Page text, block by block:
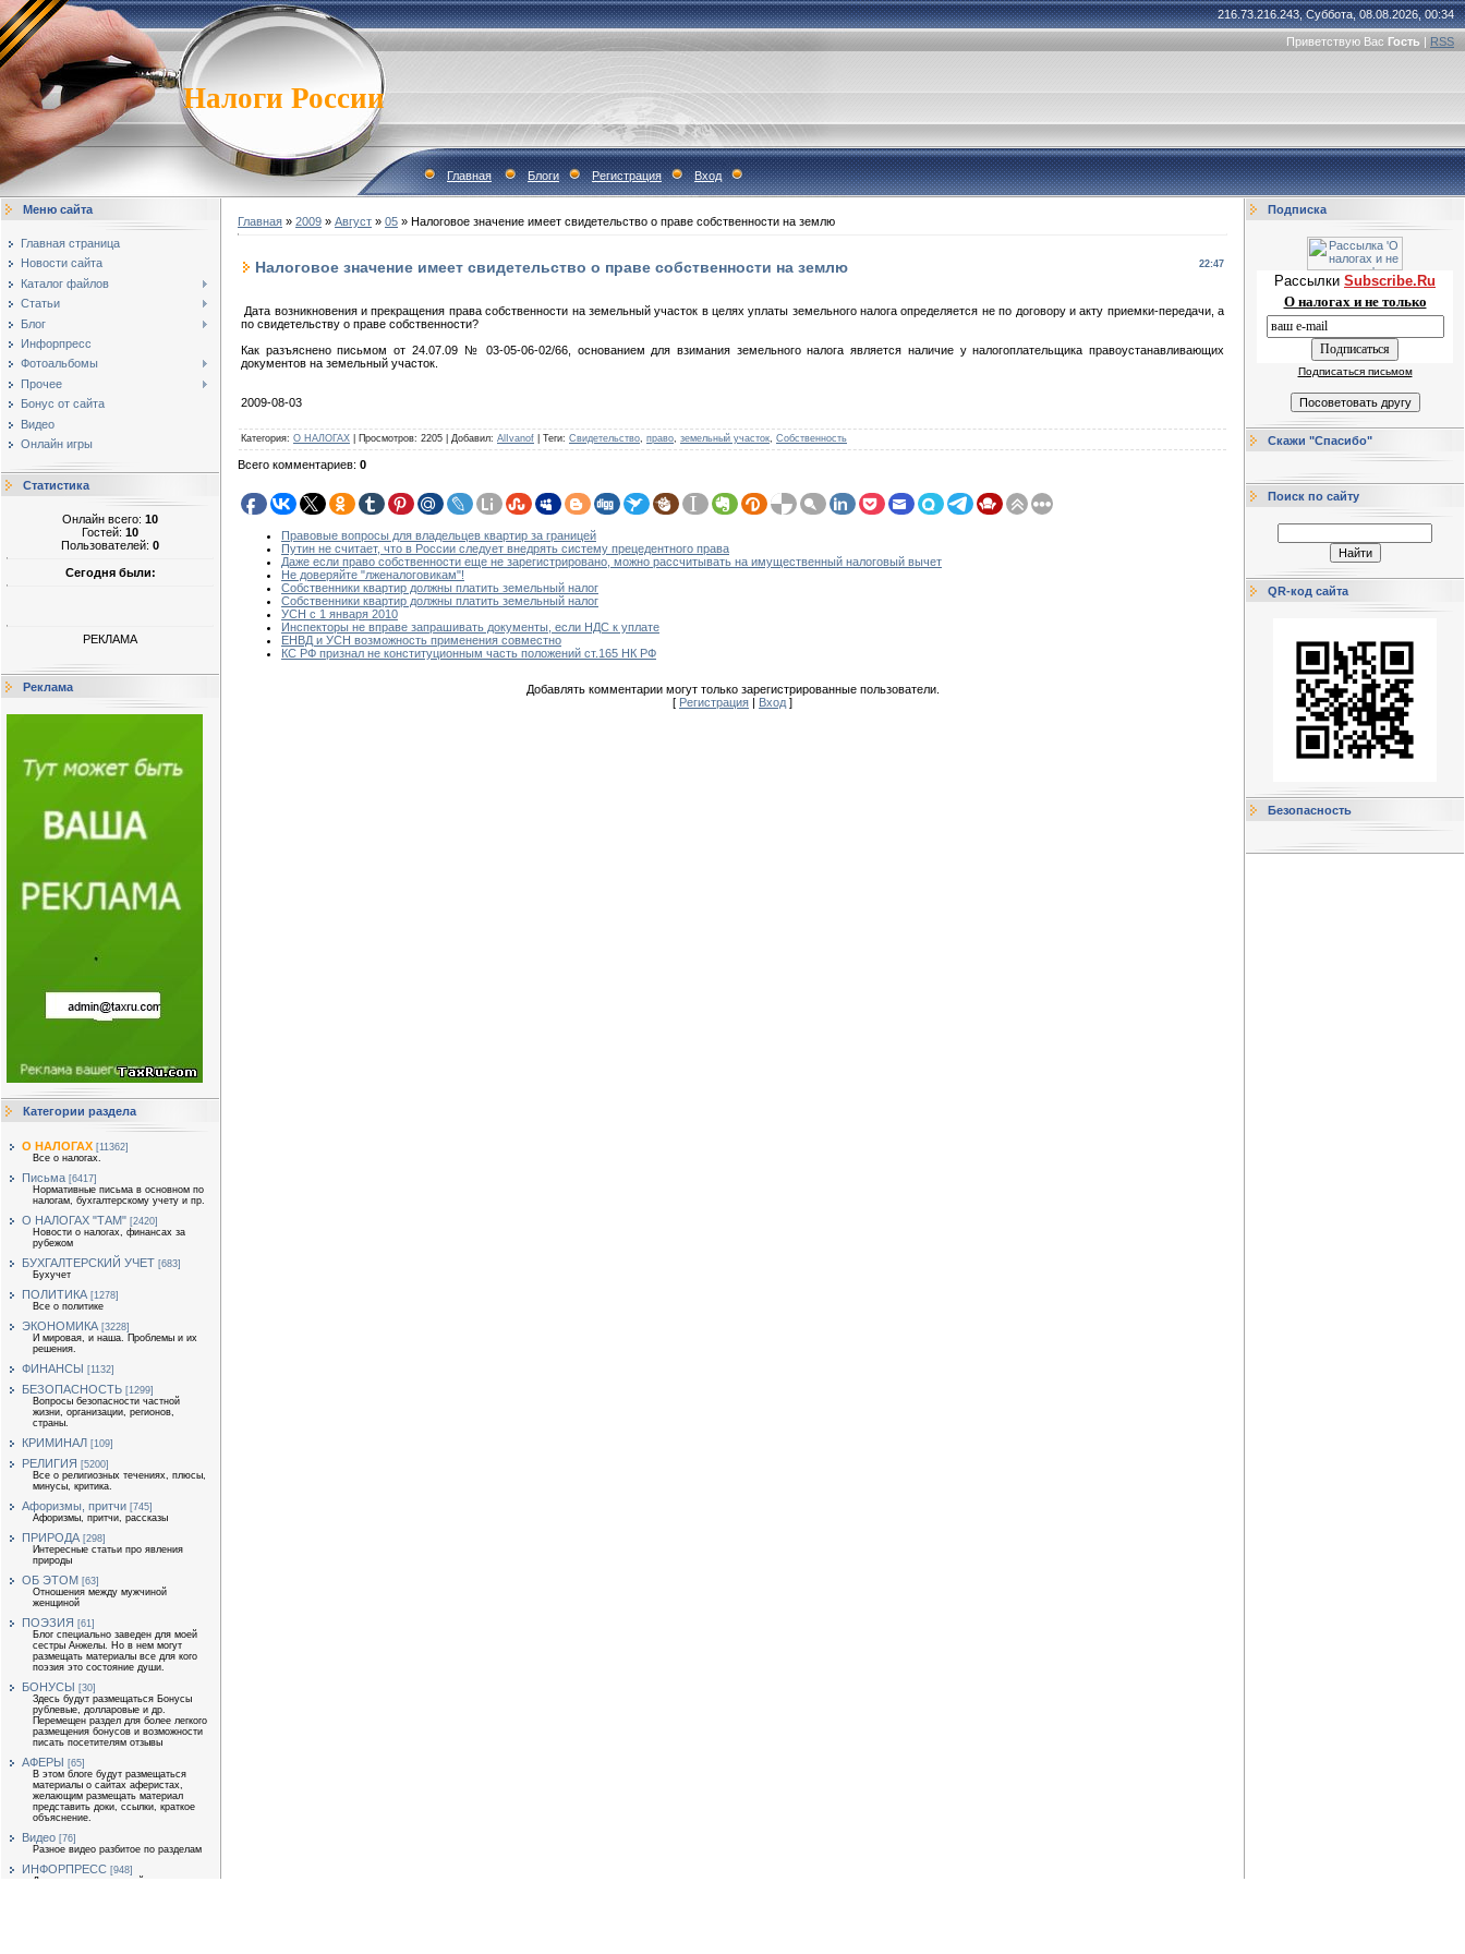
Налоги России
216.73.216.243, Суббота, 08.08.2026, 00:34
Приветствую Вас Гость | RSS
Главная Блоги Регистрация Вход
Меню сайта
Главная страница
Новости сайта
Каталог файлов
Статьи
Блог
Инфорпресс
Фотоальбомы
Прочее
Бонус от сайта
Видео
Онлайн игры
Статистика
Онлайн всего: 10
Гостей: 10
Пользователей: 0
Сегодня были:
РЕКЛАМА
Реклама
Категории раздела
О НАЛОГАХ [11362]
Все о налогах.
Письма [6417]
Нормативные письма в основном по
налогам, бухгалтерскому учету и пр.
О НАЛОГАХ "ТАМ" [2420]
Новости о налогах, финансах за
рубежом
БУХГАЛТЕРСКИЙ УЧЕТ [683]
Бухучет
ПОЛИТИКА [1278]
Все о политике
ЭКОНОМИКА [3228]
И мировая, и наша. Проблемы и их
решения.
ФИНАНСЫ [1132]
БЕЗОПАСНОСТЬ [1299]
Вопросы безопасности частной
жизни, организации, регионов,
страны.
КРИМИНАЛ [109]
РЕЛИГИЯ [5200]
Все о религиозных течениях, плюсы,
минусы, критика.
Афоризмы, притчи [745]
Афоризмы, притчи, рассказы
ПРИРОДА [298]
Интересные статьи про явления
природы
ОБ ЭТОМ [63]
Отношения между мужчиной
женщиной
ПОЭЗИЯ [61]
Блог специально заведен для моей
сестры Анжелы. Но в нем могут
размещать материалы все для кого
поэзия это состояние души.
БОНУСЫ [30]
Здесь будут размещаться Бонусы
рублевые, долларовые и др.
Перемещен раздел для более легкого
размещения бонусов и возможности
писать посетителям отзывы
АФЕРЫ [65]
В этом блоге будут размещаться
материалы о сайтах аферистах,
желающим размещать материал
представить доки, ссылки, краткое
объяснение.
Видео [76]
Разное видео разбитое по разделам
ИНФОРПРЕСС [948]
Для размещения статей
Главная » 2009 » Август » 05 » Налоговое значение имеет свидетельство о праве собственности на землю
22:47
Налоговое значение имеет свидетельство о праве собственности на землю
Дата возникновения и прекращения права собственности на земельный участок в целях уплаты земельного налога определяется не по договору и акту приемки-передачи, а
по свидетельству о праве собственности?
Как разъяснено письмом от 24.07.09 № 03-05-06-02/66, основанием для взимания земельного налога является наличие у налогоплательщика правоустанавливающих
документов на земельный участок.
2009-08-03
Категория: О НАЛОГАХ Просмотров: 2205 Добавил: AlIvanof Теги: Свидетельство право земельный участок Собственность
Всего комментариев: 0
Правовые вопросы для владельцев квартир за границей
Путин не считает, что в России следует внедрять систему прецедентного права
Даже если право собственности еще не зарегистрировано, можно рассчитывать на имущественный налоговый вычет
Не доверяйте "лженалоговикам"!
Собственники квартир должны платить земельный налог
Собственники квартир должны платить земельный налог
УСН с 1 января 2010
Инспекторы не вправе запрашивать документы, если НДС к уплате
ЕНВД и УСН возможность применения совместно
КС РФ признал не конституционным часть положений ст.165 НК РФ
Добавлять комментарии могут только зарегистрированные пользователи.
[ Регистрация | Вход ]
Подписка
Рассылки Subscribe.Ru
О налогах и не только
Подписаться письмом
Скажи "Спасибо"
Поиск по сайту
QR-код сайта
Безопасность